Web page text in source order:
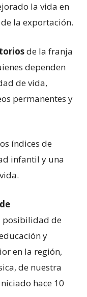
la vida en
la exportación.
de la franja
dependen
de vida,
permanentes y
índices de
infantil y una
posibilidad de
y
en la región,
de nuestra
hace 10